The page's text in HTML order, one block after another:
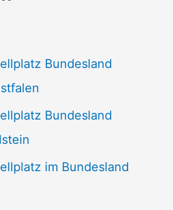
Bundesland
Bundesland
im Bundesland